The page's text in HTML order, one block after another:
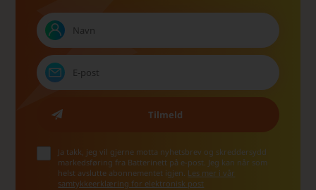
Ja takk, jeg vil gjerne motta nyhetsbrev og skreddersydd
markedsføring fra Batterinett på e-post. Jeg kan når som
helst avslutte abonnementet igjen. Les mer i vår
samtykkeerklæring for elektronisk post